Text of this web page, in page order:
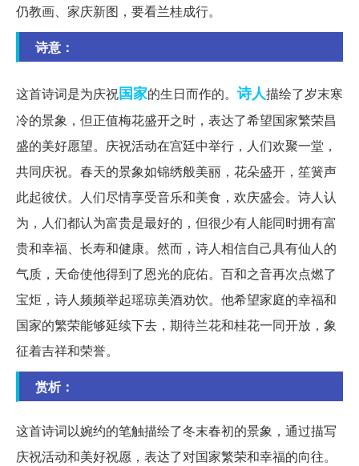
仍教画、家庆新图，要看兰桂成行。
诗意：
这首诗词是为庆祝国家的生日而作的。 诗人描绘了岁末寒
冷的景象，但正值梅花盛开之时，表达了希望国家繁荣昌
盛的美好愿望。庆祝活动在宫廷中举行，人们欢聚一堂，
共同庆祝。春天的景象如锦绣般美丽，花朵盛开，笙簧声
此起彼伏。人们尽情享受音乐和美食，欢庆盛会。诗人认
为，人们都认为富贵是最好的，但很少有人能同时拥有富
贵和幸福、长寿和健康。然而，诗人相信自己具有仙人的
气质，天命使他得到了恩光的庇佑。百和之音再次点燃了
宝炬，诗人频频举起瑶琼美酒劝饮。他希望家庭的幸福和
国家的繁荣能够延续下去，期待兰花和桂花一同开放，象
征着吉祥和荣誉。
赏析：
这首诗词以婉约的笔触描绘了冬末春初的景象，通过描写
庆祝活动和美好祝愿，表达了对国家繁荣和幸福的向往。